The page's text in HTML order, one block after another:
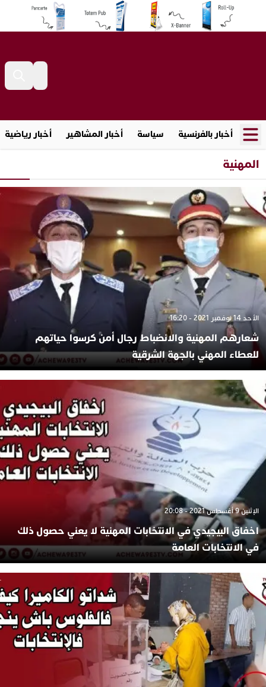
أخبار بالفرنسية سياسة أخبار المشاهير أخبار رياضية
المهنية
الأحد 14 نوفمبر 2021 - 16:20
شعارهم المهنية والانضباط رجال أمن كرسوا حياتهم
للعطاء المهني بالجهة الشرقية
الإثنين 9 أغسطس 2021 - 20:08
اخفاق البيجيدي في الانتخابات المهنية لا يعني حصول ذلك
في الانتخابات العامة